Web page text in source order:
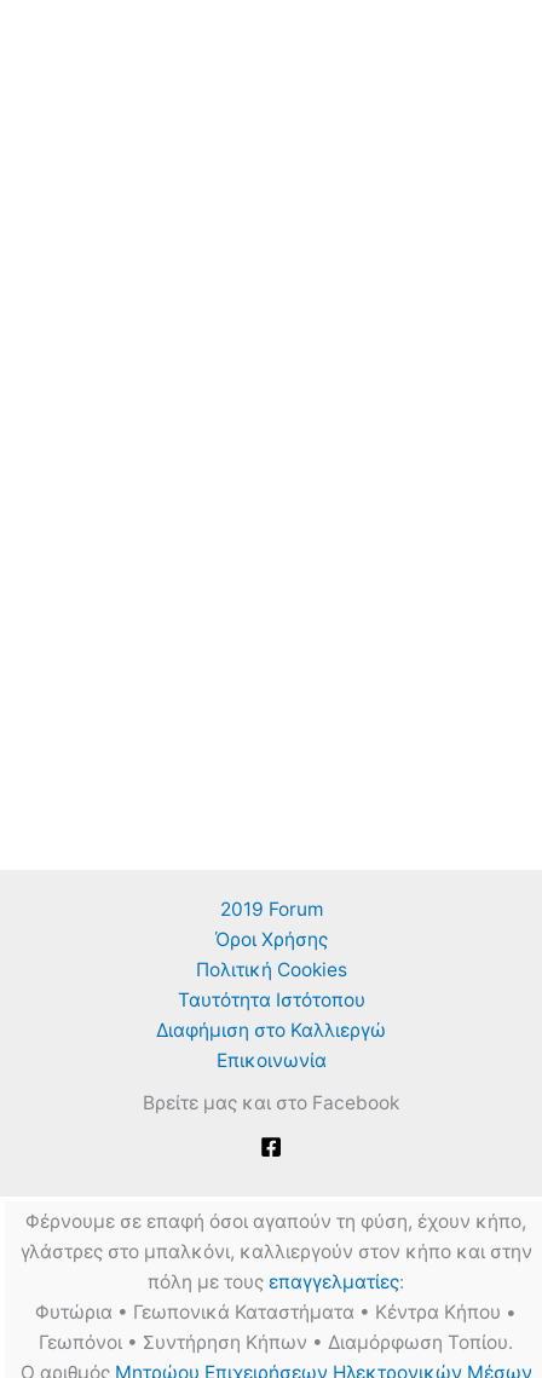
2019 Forum
Όροι Χρήσης
Πολιτική Cookies
Ταυτότητα Ιστότοπου
Διαφήμιση στο Καλλιεργώ
Επικοινωνία
Βρείτε μας και στο Facebook
Φέρνουμε σε επαφή όσοι αγαπούν τη φύση, έχουν κήπο,
γλάστρες στο μπαλκόνι, καλλιεργούν στον κήπο και στην
πόλη με τους επαγγελματίες:
Φυτώρια • Γεωπονικά Καταστήματα • Κέντρα Κήπου •
Γεωπόνοι • Συντήρηση Κήπων • Διαμόρφωση Τοπίου.
Ο αριθμός Μητρώου Επιχειρήσεων Ηλεκτρονικών Μέσων